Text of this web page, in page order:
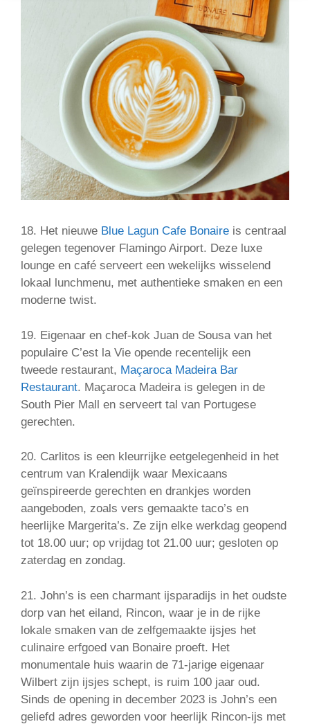
18. Het nieuwe Blue Lagun Cafe Bonaire is centraal
gelegen tegenover Flamingo Airport. Deze luxe
lounge en café serveert een wekelijks wisselend
lokaal lunchmenu, met authentieke smaken en een
moderne twist.
19. Eigenaar en chef-kok Juan de Sousa van het
populaire C’est la Vie opende recentelijk een
tweede restaurant, Maçaroca Madeira Bar
Restaurant. Maçaroca Madeira is gelegen in de
South Pier Mall en serveert tal van Portugese
gerechten.
20. Carlitos is een kleurrijke eetgelegenheid in het
centrum van Kralendijk waar Mexicaans
geïnspireerde gerechten en drankjes worden
aangeboden, zoals vers gemaakte taco’s en
heerlijke Margerita’s. Ze zijn elke werkdag geopend
tot 18.00 uur; op vrijdag tot 21.00 uur; gesloten op
zaterdag en zondag.
21. John’s is een charmant ijsparadijs in het oudste
dorp van het eiland, Rincon, waar je in de rijke
lokale smaken van de zelfgemaakte ijsjes het
culinaire erfgoed van Bonaire proeft. Het
monumentale huis waarin de 71-jarige eigenaar
Wilbert zijn ijsjes schept, is ruim 100 jaar oud.
Sinds de opening in december 2023 is John’s een
geliefd adres geworden voor heerlijk Rincon-ijs met